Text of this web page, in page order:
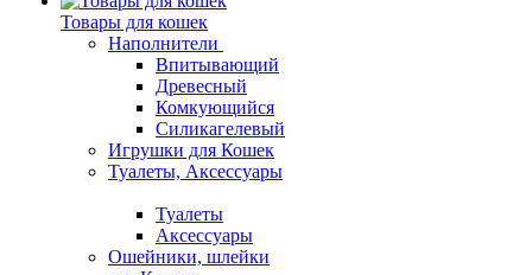
Товары для кошек
Наполнители
Впитывающий
Древесный
Комкующийся
Силикагелевый
Игрушки для Кошек
Туалеты, Аксессуары
Туалеты
Аксессуары
Ошейники, шлейки